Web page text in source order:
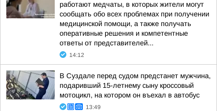
работают медчаты, в которых жители могут
сообщать обо всех проблемах при получении
медицинской помощи, а также получать
оперативные решения и компетентные
ответы от представителей...
14:12
В Суздале перед судом предстанет мужчина,
подаривший 15-летнему сыну кроссовый
мотоцикл, на котором он въехал в автобус
13:49